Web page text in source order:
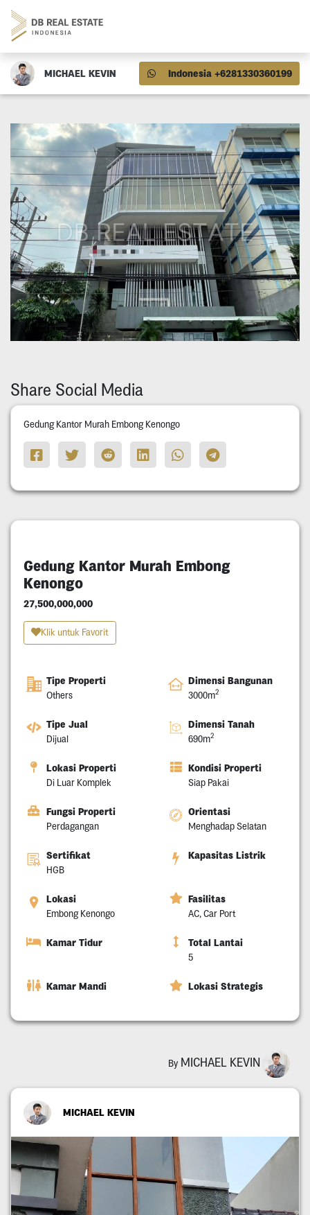
MICHAEL KEVIN Indonesia +6281330360199
Share Social Media
Gedung Kantor Murah Embong Kenongo
Gedung Kantor Murah Embong
Kenongo
27,500,000,000
Klik untuk Favorit
Tipe Properti
Others
Dimensi Bangunan
3000m2
Tipe Jual
Dijual
Dimensi Tanah
690m2
Lokasi Properti
Di Luar Komplek
Kondisi Properti
Siap Pakai
Fungsi Properti
Perdagangan
Orientasi
Menghadap Selatan
Sertifikat
HGB
Kapasitas Listrik
Lokasi
Embong Kenongo
Fasilitas
AC, Car Port
Kamar Tidur Total Lantai
5
Kamar Mandi Lokasi Strategis
By MICHAEL KEVIN
MICHAEL KEVIN